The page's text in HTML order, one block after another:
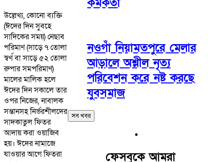
উল্লেখ্য, কোনো ব্যক্তি
(ঈদের দিন সুবহে
সাদিকের সময়) নেছাব
পরিমাণ (সাড়ে ৭ তোলা
স্বর্ণ বা সাড়ে ৫২ তোলা
রুপার সমপরিমাণ)
মালের মালিক হলে
ঈদের দিন সকালে তার
ওপর নিজের, নাবালক
সন্তানসহ নির্ভরশীলদের
সাদকাতুল ফিতর
আদায় করা ওয়াজিব
হয়। ঈদের নামাজে
যাওয়ার আগে ফিতরা
নওগাঁ নিয়ামতপুরে মেলার
আড়ালে অশ্লীল নৃত্য
পরিবেশন করে নষ্ট করছে
যুবসমাজ
সব খবর
ফেসবুকে আমরা